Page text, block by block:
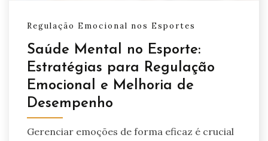
Regulação Emocional nos Esportes
Saúde Mental no Esporte:
Estratégias para Regulação
Emocional e Melhoria de
Desempenho
Gerenciar emoções de forma eficaz é crucial